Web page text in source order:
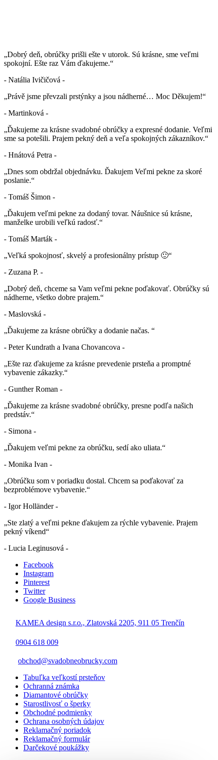
„Dobrý deň, obrúčky prišli ešte v utorok. Sú krásne, sme veľmi
spokojní. Ešte raz Vám ďakujeme.“
- Natália Ivičičová -
„Právě jsme převzali prstýnky a jsou nádherné… Moc Děkujem!“
- Martinková -
„Ďakujeme za krásne svadobné obrúčky a expresné dodanie. Veľmi
sme sa potešili. Prajem pekný deň a veľa spokojných zákazníkov.“
- Hnátová Petra -
„Dnes som obdržal objednávku. Ďakujem Veľmi pekne za skoré
poslanie.“
- Tomáš Šimon -
„Ďakujem veľmi pekne za dodaný tovar. Náušnice sú krásne,
manželke urobili veľkú radosť.“
- Tomáš Marták -
„Veľká spokojnosť, skvelý a profesionálny prístup 🙂“
- Zuzana P. -
„Dobrý deň, chceme sa Vam veľmi pekne poďakovať. Obrúčky sú
nádherne, všetko dobre prajem.“
- Maslovská -
„Ďakujeme za krásne obrúčky a dodanie načas. “
- Peter Kundrath a Ivana Chovancova -
„Ešte raz ďakujeme za krásne prevedenie prsteňa a promptné
vybavenie zákazky.“
- Gunther Roman -
„Ďakujeme za krásne svadobné obrúčky, presne podľa našich
predstáv.“
- Simona -
„Ďakujem veľmi pekne za obrúčku, sedí ako uliata.“
- Monika Ivan -
„Obrúčku som v poriadku dostal. Chcem sa poďakovať za
bezproblémove vybavenie.“
- Igor Holländer -
„Ste zlatý a veľmi pekne ďakujem za rýchle vybavenie. Prajem
pekný víkend“
- Lucia Leginusová -
Facebook
Instagram
Pinterest
Twitter
Google Business
KAMEA design s.r.o., Zlatovská 2205, 911 05 Trenčín
0904 618 009
obchod@svadobneobrucky.com
Tabuľka veľkostí prsteňov
Ochranná známka
Diamantové obrúčky
Starostlivosť o šperky
Obchodné podmienky
Ochrana osobných údajov
Reklamačný poriadok
Reklamačný formulár
Darčekové poukážky